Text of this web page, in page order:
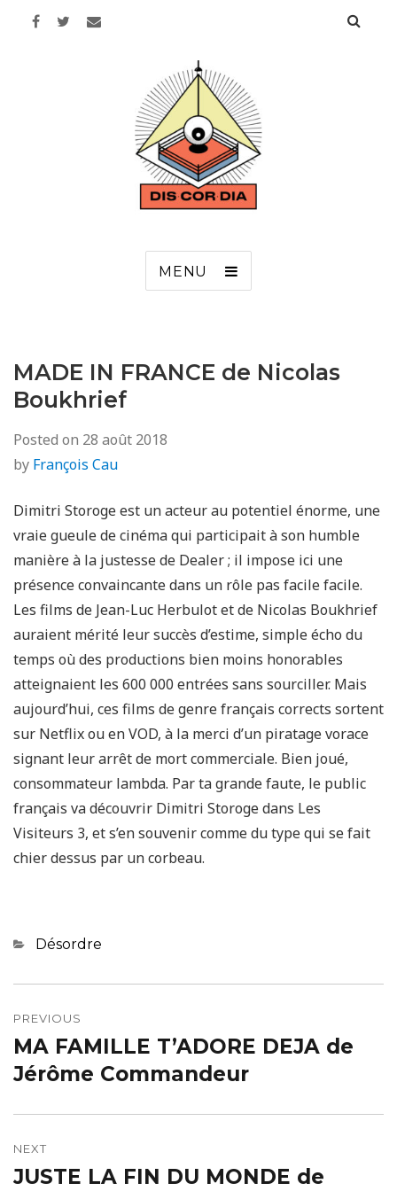
MENU
MADE IN FRANCE de Nicolas
Boukhrief
Posted on 28 août 2018
by François Cau
Dimitri Storoge est un acteur au potentiel énorme, une
vraie gueule de cinéma qui participait à son humble
manière à la justesse de Dealer ; il impose ici une
présence convaincante dans un rôle pas facile facile.
Les films de Jean-Luc Herbulot et de Nicolas Boukhrief
auraient mérité leur succès d’estime, simple écho du
temps où des productions bien moins honorables
atteignaient les 600 000 entrées sans sourciller. Mais
aujourd’hui, ces films de genre français corrects sortent
sur Netflix ou en VOD, à la merci d’un piratage vorace
signant leur arrêt de mort commerciale. Bien joué,
consommateur lambda. Par ta grande faute, le public
français va découvrir Dimitri Storoge dans Les
Visiteurs 3, et s’en souvenir comme du type qui se fait
chier dessus par un corbeau.
Categories
Désordre
de
l’article
PREVIOUS
Previous
post:
MA FAMILLE T’ADORE DEJA de
Jérôme Commandeur
NEXT
Next
JUSTE LA FIN DU MONDE de